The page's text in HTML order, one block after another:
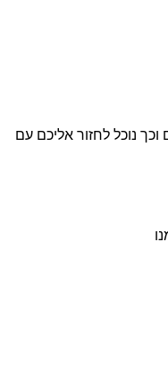
נוכל לחזור אליכם עם